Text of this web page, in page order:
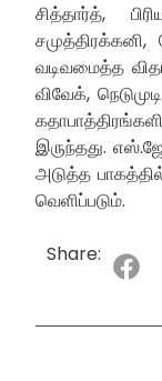
சித்தார்த்,
வடிவமைத்த
விவேக்,
இருந்தது.
அடுத்த
வெளிப்படும்.
Share: